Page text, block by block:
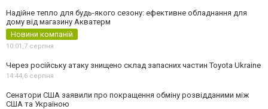
Надійне тепло для будь-якого сезону: ефективне обладнання для
дому від магазину Акватерм
Новини компаній
10:01,7 серпня
Через російську атаку знищено склад запасних частин Toyota Ukraine
14:44,6 серпня
Сенатори США заявили про покращення обміну розвідданими між
США та Україною